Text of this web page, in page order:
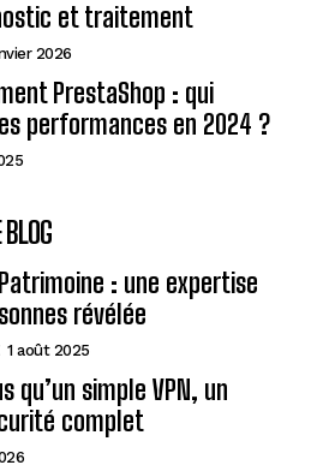
et traitement
2026
PrestaShop : qui
performances en 2024 ?
: une expertise
révélée
1 août 2025
qu’un simple VPN, un
complet